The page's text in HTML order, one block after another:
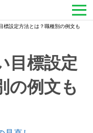
標設定方法とは？職種別の例文も
目標設定
の例文も